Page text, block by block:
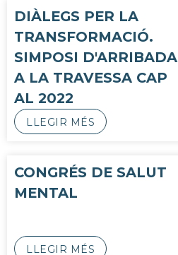
DIÀLEGS PER LA
TRANSFORMACIÓ.
SIMPOSI D'ARRIBADA
A LA TRAVESSA CAP
AL 2022
LLEGIR MÉS
CONGRÉS DE SALUT
MENTAL
LLEGIR MÉS